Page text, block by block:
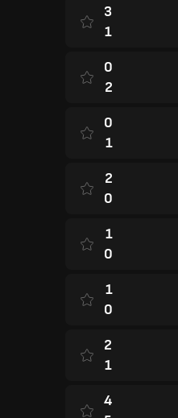
3
1
0
2
0
1
2
0
1
0
1
0
2
1
4